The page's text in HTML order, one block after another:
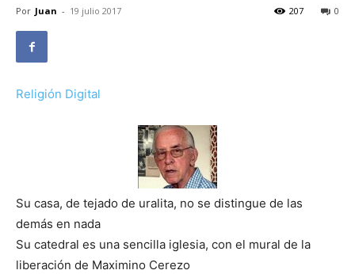
Por Juan - 19 julio 2017 0
207
Religión Digital
Su casa, de tejado de uralita, no se distingue de las
demás en nada
Su catedral es una sencilla iglesia, con el mural de la
liberación de Maximino Cerezo